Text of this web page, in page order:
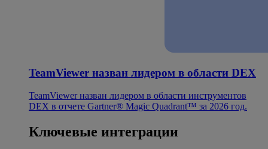
TeamViewer назван лидером в области DEX
TeamViewer назван лидером в области инструментов
DEX в отчете Gartner® Magic Quadrant™ за 2026 год.
Ключевые интеграции